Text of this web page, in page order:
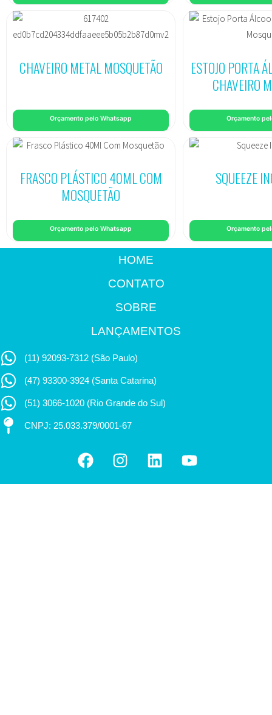
CHAVEIRO METAL MOSQUETÃO
Orçamento pelo Whatsapp
ESTOJO PORTA
CHAVEIRO
Orçamento
FRASCO PLÁSTICO 40ML COM
MOSQUETÃO
Orçamento pelo Whatsapp
SQUEEZE
Orçamento
HOME
CONTATO
SOBRE
LANÇAMENTOS
(11) 92093-7312 (São Paulo)
(47) 93300-3924 (Santa Catarina)
(51) 3066-1020 (Rio Grande do Sul)
CNPJ: 25.033.379/0001-67